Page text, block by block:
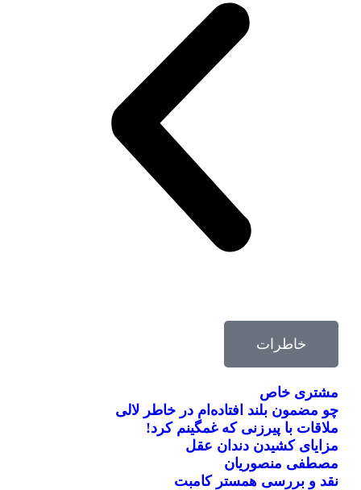
خاطرات
مشتری خاص
چو مضمون بلند افتاده‌ام در خاطر لالی
ملاقات با پیرزنی که غمگینم کرد!
مزایای کشیدن دندان عقل
مصطفی منصوریان
نقد و بررسی همستر کامبت